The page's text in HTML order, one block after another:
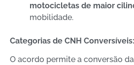
motocicletas de maior
mobilidade.
Categorias de CNH Conversíveis:
O acordo permite a conversão